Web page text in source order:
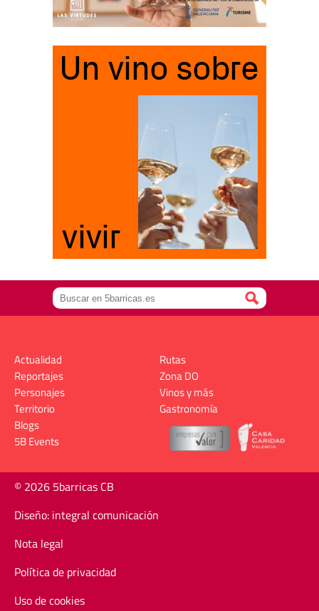
Actualidad
Reportajes
Personajes
Territorio
Rutas
Zona DO
Vinos y más
Gastronomía
Blogs
5B Events
© 2026 5barricas CB
Diseño: integral comunicación
Nota legal
Política de privacidad
Uso de cookies